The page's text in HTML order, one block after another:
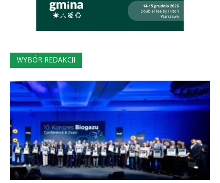
WYBÓR REDAKCJI